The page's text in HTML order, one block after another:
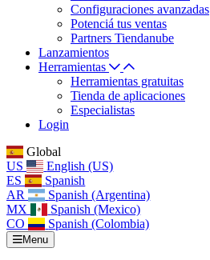
Configuraciones avanzadas
Potenciá tus ventas
Partners Tiendanube
Lanzamientos
Herramientas
Herramientas gratuitas
Tienda de aplicaciones
Especialistas
Login
Global
US
English (US)
ES
Spanish
AR
Spanish (Argentina)
MX
Spanish (Mexico)
CO
Spanish (Colombia)
Menu